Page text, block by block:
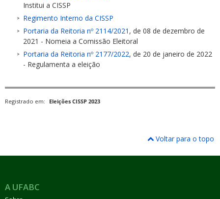
Institui a CISSP
Regimento Interno da CISSP
Portaria da Reitoria nº 2114/2021 , de 08 de dezembro de
2021 - Nomeia a Comissão Eleitoral
Portaria da Reitoria nº 2177/2022, de 20 de janeiro de 2022
- Regulamenta a eleição
Registrado em: Eleições CISSP 2023
Voltar para o topo
A UFABC